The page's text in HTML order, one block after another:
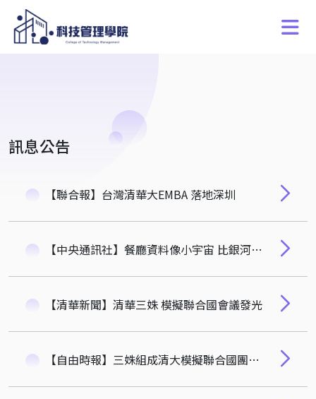
訊息公告
【聯合報】台灣清華大EMBA 落地深圳
【中央通訊社】餐廳資料像小宇宙 比銀河系行星多十倍-徐茉莉
【清華新聞】清華三姝 模擬聯合國會議發光
【自由時報】三姝組成清大模擬聯合國團隊 勇獲國際評審特別獎